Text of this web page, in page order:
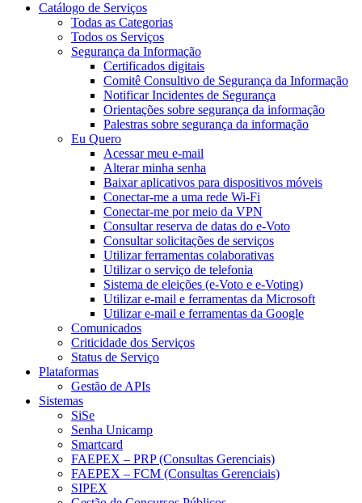
Catálogo de Serviços
Todas as Categorias
Todos os Serviços
Segurança da Informação
Certificados digitais
Comitê Consultivo de Segurança da Informação
Notificar Incidentes de Segurança
Orientações sobre segurança da informação
Palestras sobre segurança da informação
Eu Quero
Acessar meu e-mail
Alterar minha senha
Baixar aplicativos para dispositivos móveis
Conectar-me a uma rede Wi-Fi
Conectar-me por meio da VPN
Consultar reserva de datas do e-Voto
Consultar solicitações de serviços
Utilizar ferramentas colaborativas
Utilizar o serviço de telefonia
Sistema de eleições (e-Voto e e-Voting)
Utilizar e-mail e ferramentas da Microsoft
Utilizar e-mail e ferramentas da Google
Comunicados
Criticidade dos Serviços
Status de Serviço
Plataformas
Gestão de APIs
Sistemas
SiSe
Senha Unicamp
Smartcard
FAEPEX – PRP (Consultas Gerenciais)
FAEPEX – FCM (Consultas Gerenciais)
SIPEX